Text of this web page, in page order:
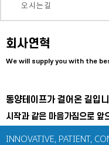
오시는길
회사연혁
We will supply you with the
동양테이프가 걸어온 길입
시작과 같은 마음가짐으로 앞
INNOVATIVE, PATIENT,